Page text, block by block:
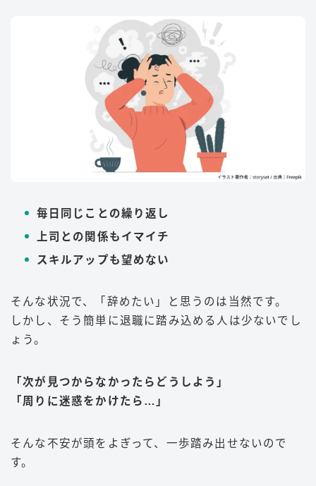
毎日同じことの繰り返し
上司との関係もイマイチ
スキルアップも望めない
そんな状況で、「辞めたい」と思うのは当然です。
しかし、そう簡単に退職に踏み込める人は少ないでし
ょう。
「次が見つからなかったらどうしよう」
「周りに迷惑をかけたら…」
そんな不安が頭をよぎって、一歩踏み出せないので
す。